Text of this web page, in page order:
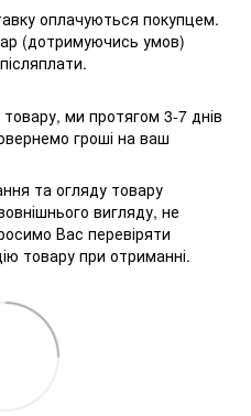
оплачуються покупцем.
(дотримуючись умов)
ми протягом 3-7 днів
гроші на ваш
та огляду товару
вигляду, не
Вас перевіряти
товару при отриманні.